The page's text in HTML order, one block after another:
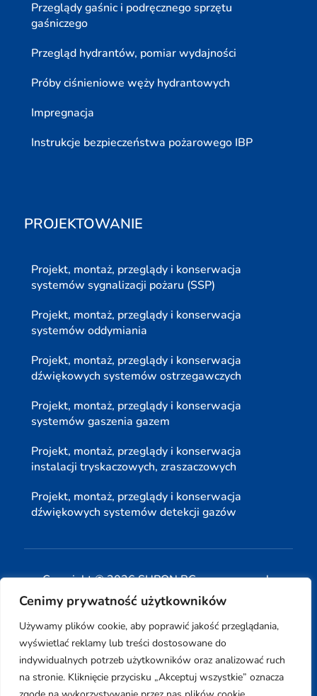
Cenimy prywatność użytkowników
Używamy plików cookie, aby poprawić jakość przeglądania,
wyświetlać reklamy lub treści dostosowane do
indywidualnych potrzeb użytkowników oraz analizować ruch
na stronie. Kliknięcie przycisku „Akceptuj wszystkie” oznacza
Przeglądy gaśnic i podręcznego sprzętu
gaśniczego
Przegląd hydrantów, pomiar wydajności
Próby ciśnieniowe węży hydrantowych
Impregnacja
Instrukcje bezpieczeństwa pożarowego IBP
PROJEKTOWANIE
Projekt, montaż, przeglądy i konserwacja
systemów sygnalizacji pożaru (SSP)
Projekt, montaż, przeglądy i konserwacja
systemów oddymiania
Projekt, montaż, przeglądy i konserwacja
dźwiękowych systemów ostrzegawczych
Projekt, montaż, przeglądy i konserwacja
systemów gaszenia gazem
Projekt, montaż, przeglądy i konserwacja
instalacji tryskaczowych, zraszaczowych
Projekt, montaż, przeglądy i konserwacja
dźwiękowych systemów detekcji gazów
Copyright © 2026 SUPON BC sp, z o. o. sp. k.
| Realizacja: www.woh.group